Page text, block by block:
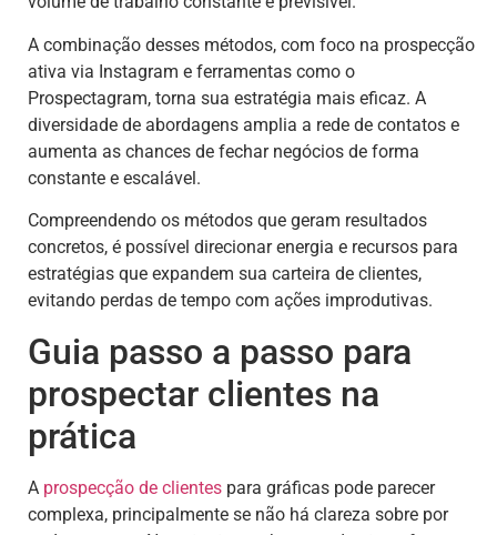
A combinação desses métodos, com foco na prospecção
ativa via Instagram e ferramentas como o
Prospectagram, torna sua estratégia mais eficaz. A
diversidade de abordagens amplia a rede de contatos e
aumenta as chances de fechar negócios de forma
constante e escalável.
Compreendendo os métodos que geram resultados
concretos, é possível direcionar energia e recursos para
estratégias que expandem sua carteira de clientes,
evitando perdas de tempo com ações improdutivas.
Guia passo a passo para
prospectar clientes na
prática
A prospecção de clientes para gráficas pode parecer
complexa, principalmente se não há clareza sobre por